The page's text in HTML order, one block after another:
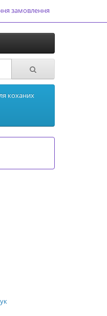
замовлення
коханих